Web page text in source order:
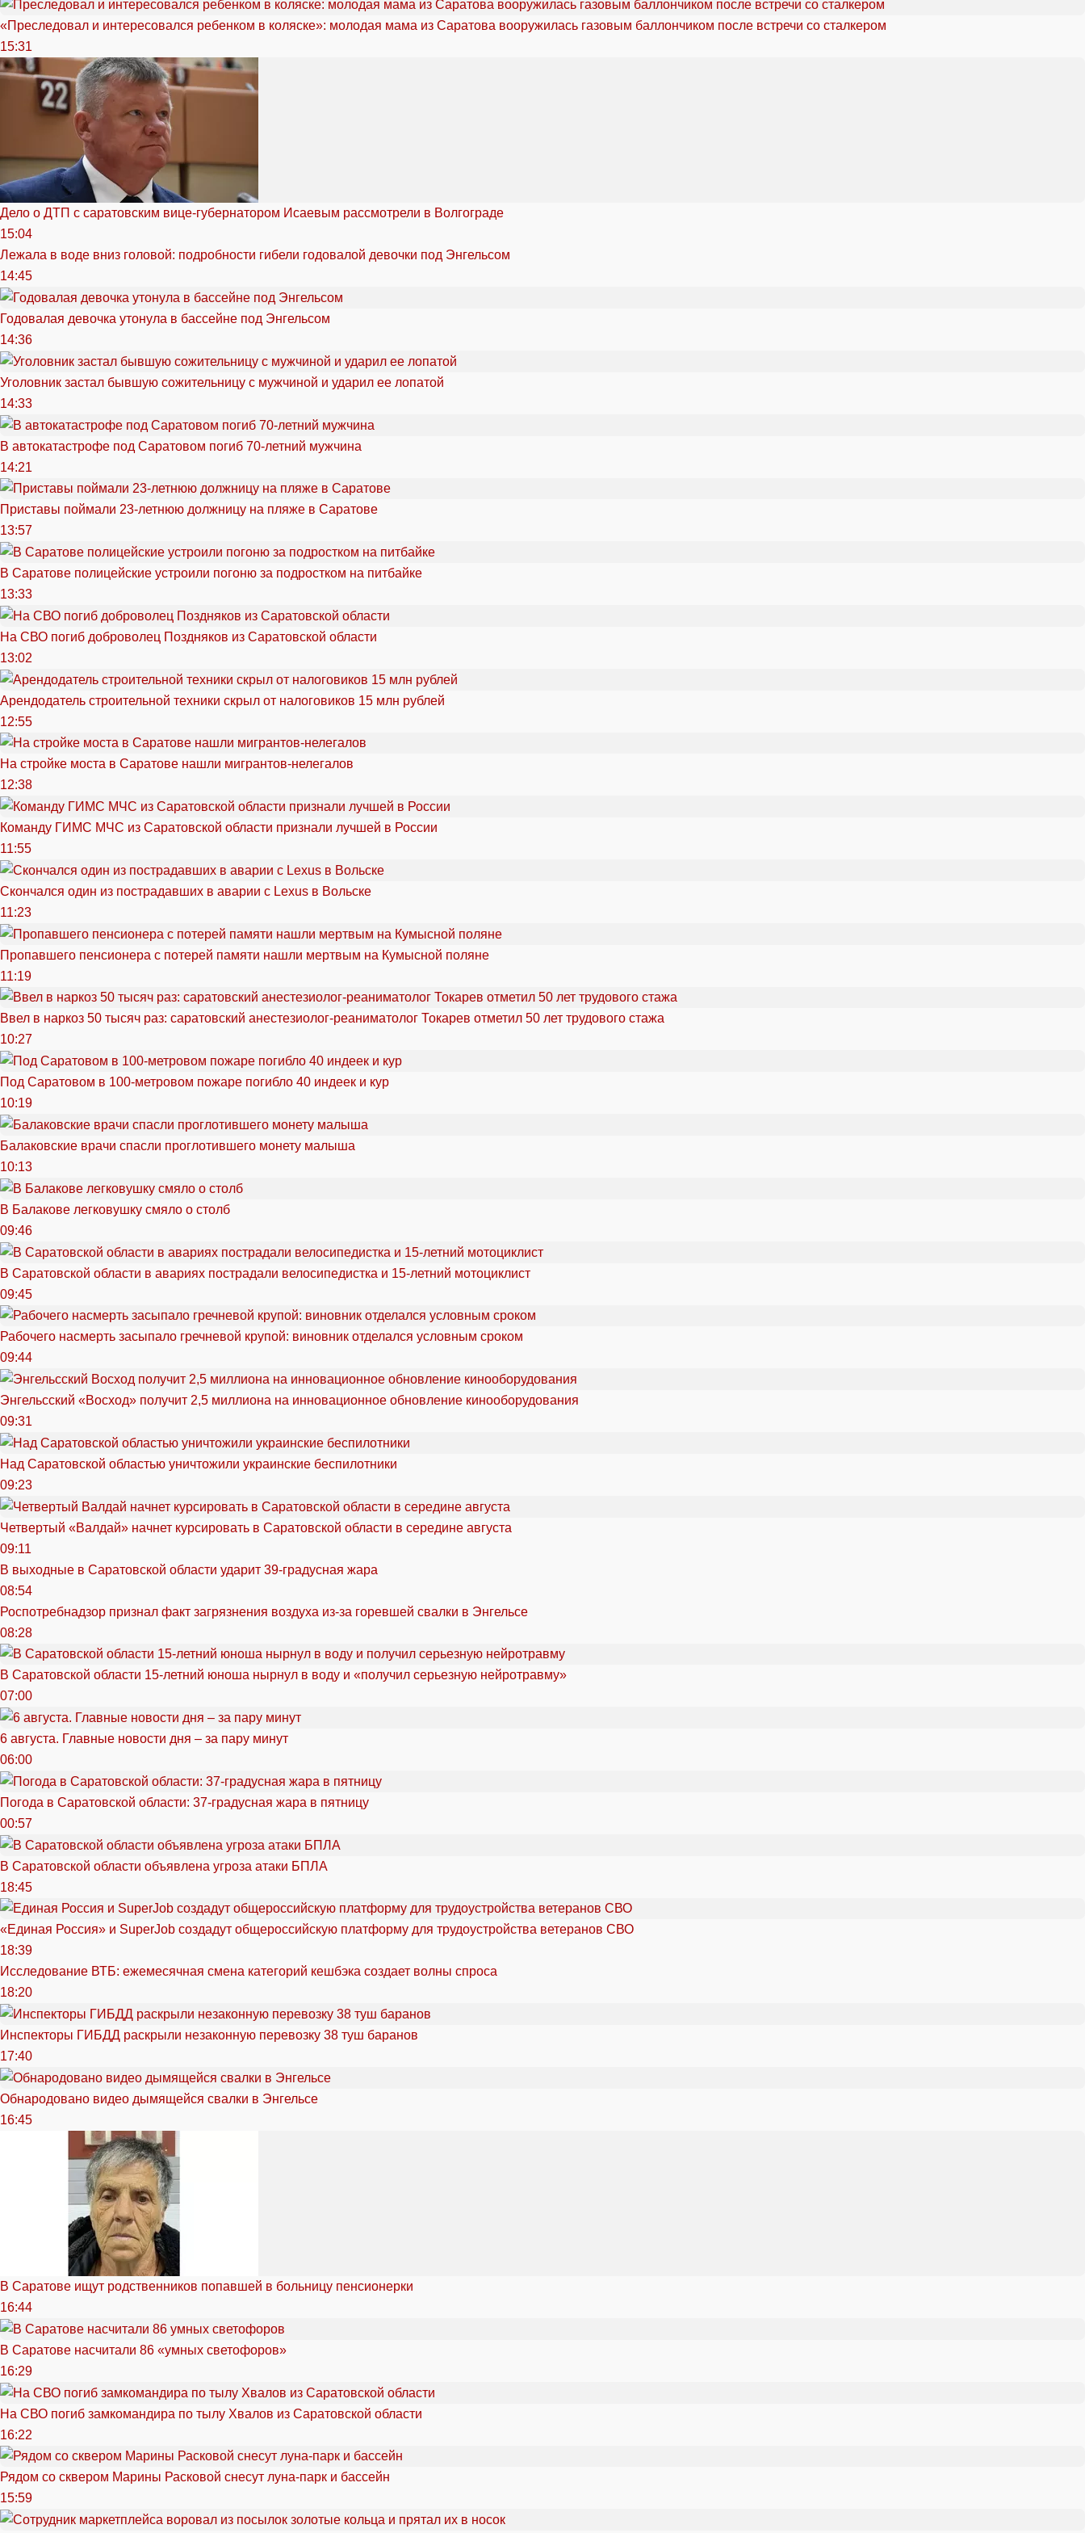
«Преследовал и интересовался ребенком в коляске»: молодая мама из Саратова вооружилась газовым баллончиком после встречи со сталкером
15:31
Дело о ДТП с саратовским вице-губернатором Исаевым рассмотрели в Волгограде
15:04
Лежала в воде вниз головой: подробности гибели годовалой девочки под Энгельсом
14:45
Годовалая девочка утонула в бассейне под Энгельсом
14:36
Уголовник застал бывшую сожительницу с мужчиной и ударил ее лопатой
14:33
В автокатастрофе под Саратовом погиб 70-летний мужчина
14:21
Приставы поймали 23-летнюю должницу на пляже в Саратове
13:57
В Саратове полицейские устроили погоню за подростком на питбайке
13:33
На СВО погиб доброволец Поздняков из Саратовской области
13:02
Арендодатель строительной техники скрыл от налоговиков 15 млн рублей
12:55
На стройке моста в Саратове нашли мигрантов-нелегалов
12:38
Команду ГИМС МЧС из Саратовской области признали лучшей в России
11:55
Скончался один из пострадавших в аварии c Lexus в Вольске
11:23
Пропавшего пенсионера с потерей памяти нашли мертвым на Кумысной поляне
11:19
Ввел в наркоз 50 тысяч раз: саратовский анестезиолог-реаниматолог Токарев отметил 50 лет трудового стажа
10:27
Под Саратовом в 100-метровом пожаре погибло 40 индеек и кур
10:19
Балаковские врачи спасли проглотившего монету малыша
10:13
В Балакове легковушку смяло о столб
09:46
В Саратовской области в авариях пострадали велосипедистка и 15-летний мотоциклист
09:45
Рабочего насмерть засыпало гречневой крупой: виновник отделался условным сроком
09:44
Энгельсский «Восход» получит 2,5 миллиона на инновационное обновление кинооборудования
09:31
Над Саратовской областью уничтожили украинские беспилотники
09:23
Четвертый «Валдай» начнет курсировать в Саратовской области в середине августа
09:11
В выходные в Саратовской области ударит 39-градусная жара
08:54
Роспотребнадзор признал факт загрязнения воздуха из-за горевшей свалки в Энгельсе
08:28
В Саратовской области 15-летний юноша нырнул в воду и «получил серьезную нейротравму»
07:00
6 августа. Главные новости дня – за пару минут
06:00
Погода в Саратовской области: 37-градусная жара в пятницу
00:57
В Саратовской области объявлена угроза атаки БПЛА
18:45
«Единая Россия» и SuperJob создадут общероссийскую платформу для трудоустройства ветеранов СВО
18:39
Исследование ВТБ: ежемесячная смена категорий кешбэка создает волны спроса
18:20
Инспекторы ГИБДД раскрыли незаконную перевозку 38 туш баранов
17:40
Обнародовано видео дымящейся свалки в Энгельсе
16:45
В Саратове ищут родственников попавшей в больницу пенсионерки
16:44
В Саратове насчитали 86 «умных светофоров»
16:29
На СВО погиб замкомандира по тылу Хвалов из Саратовской области
16:22
Рядом со сквером Марины Расковой снесут луна-парк и бассейн
15:59